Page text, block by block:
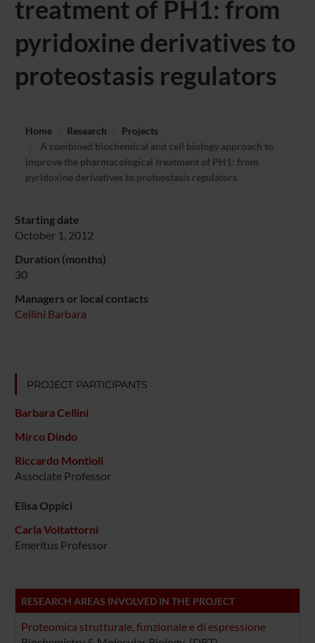
treatment of PH1: from
pyridoxine derivatives to
proteostasis regulators
Home Research
Projects
A combined biochemical and cell biology approach to
improve the pharmacological treatment of PH1: from
pyridoxine derivatives to proteostasis regulators
Starting date
October 1, 2012
Duration (months)
30
Managers or local contacts
Cellini Barbara
PROJECT PARTICIPANTS
Barbara Cellini
Mirco Dindo
Riccardo Montioli
Associate Professor
Elisa Oppici
Carla Voltattorni
Emeritus Professor
RESEARCH AREAS INVOLVED IN THE PROJECT
Proteomica strutturale, funzionale e di espressione